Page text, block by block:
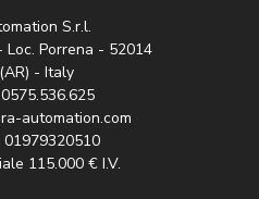
S.r.l.
Loc. Porrena - 52014
- Italy
automation.com
01979320510
115.000 € I.V.